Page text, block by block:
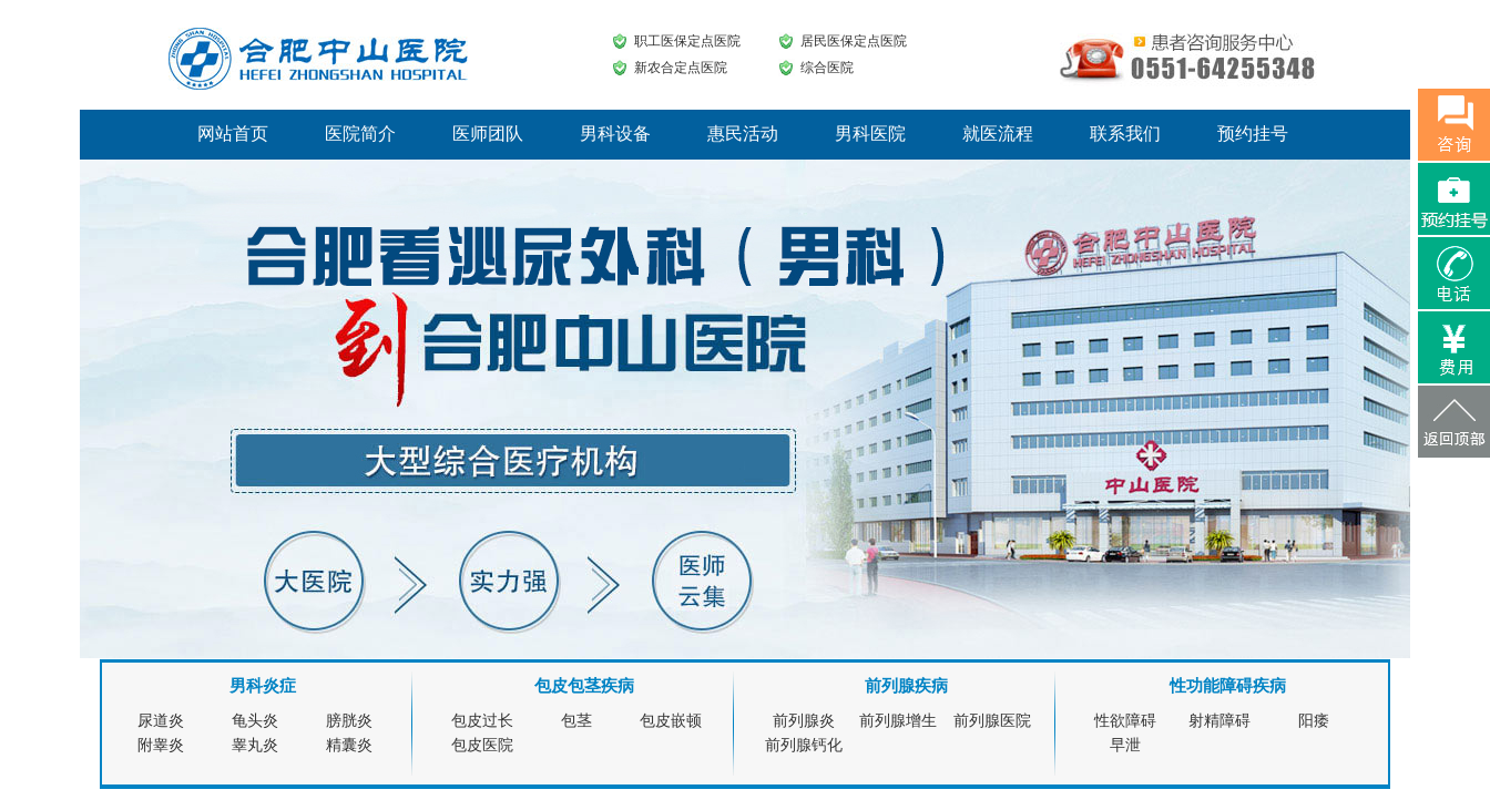
职工医保定点医院
居民医保定点医院
新农合定点医院
综合医院
网站首页 医院简介 医师团队 男科设备 惠民活动 男科医院 就医流程 联系我们 预约挂号
男科炎症
尿道炎 龟头炎
膀胱炎
附睾炎
睾丸炎 精囊炎
包皮包茎疾病
包皮过长 包茎
包皮嵌顿
包皮医院
前列腺疾病
前列腺炎 前列腺增生
前列腺医院
前列腺钙化
性功能障碍疾病
性欲障碍 射精障碍
阳痿
早泄